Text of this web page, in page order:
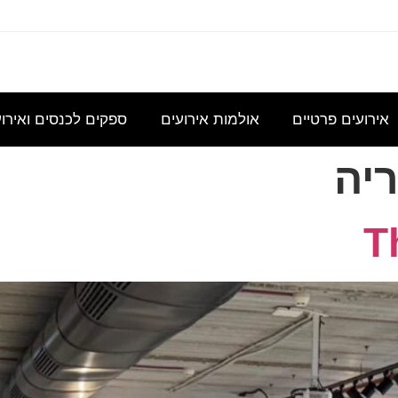
כנס
לכ- 100
להשכיר
אולם/
כיתה
הצעת
מחיר
בסיסית
לקבל
הצעת
מחיר
מחיר
עבור כנס
מנהלי
אירועים פרטיים אולמות אירועים ספקים לכנסים